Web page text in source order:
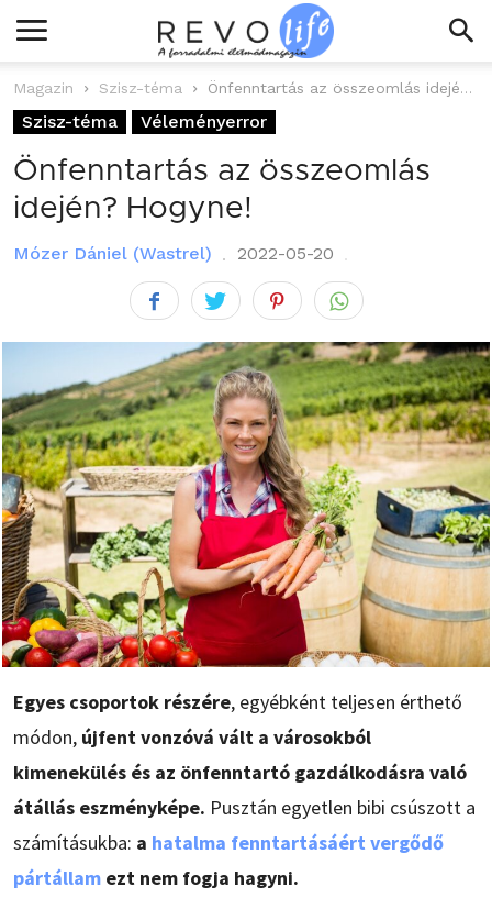
Magazin Szisz-téma Önfenntartás az összeomlás idején? Hogyne!
Szisz-téma Véleményerror
Önfenntartás az összeomlás
idején? Hogyne!
Mózer Dániel (Wastrel) 2022-05-20
Egyes csoportok részére, egyébként teljesen érthető
módon, újfent vonzóvá vált a városokból
kimenekülés és az önfenntartó gazdálkodásra való
átállás eszményképe. Pusztán egyetlen bibi csúszott a
számításukba: a hatalma fenntartásáért vergődő
pártállam ezt nem fogja hagyni.